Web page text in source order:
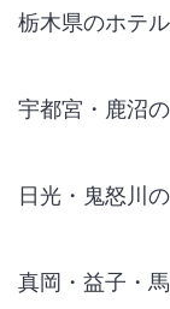
栃木県のホテ
宇都宮・鹿沼
日光・鬼怒川
真岡・益子・